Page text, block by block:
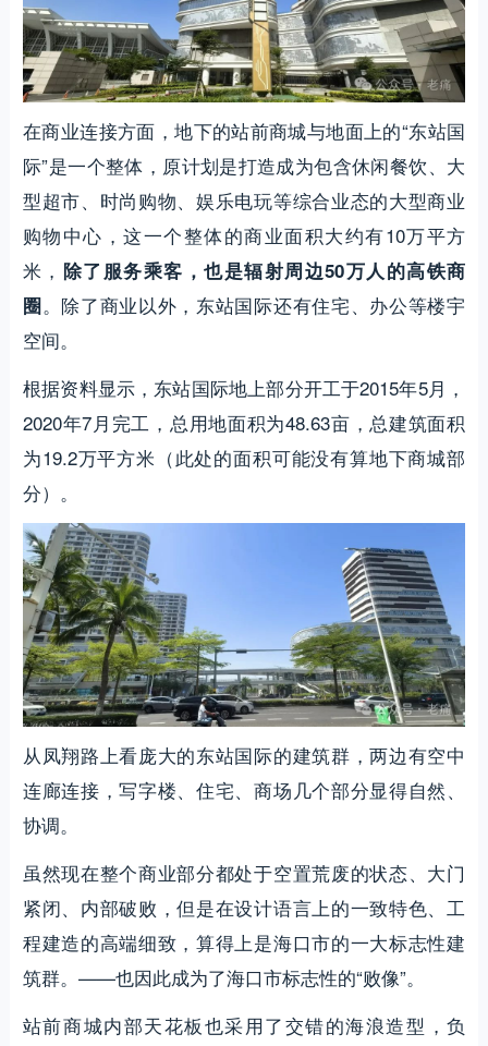
在商业连接方面，地下的站前商城与地面上的“东站国
际”是一个整体，原计划是打造成为包含休闲餐饮、大
型超市、时尚购物、娱乐电玩等综合业态的大型商业
购物中心，这一个整体的商业面积大约有10万平方
米， 除了服务乘客，也是辐射周边50万人的高铁商
圈。除了商业以外，东站国际还有住宅、办公等楼宇
空间。
根据资料显示，东站国际地上部分开工于2015年5月，
2020年7月完工，总用地面积为48.63亩，总建筑面积
为19.2万平方米（此处的面积可能没有算地下商城部
分）。
从凤翔路上看庞大的东站国际的建筑群，两边有空中
连廊连接，写字楼、住宅、商场几个部分显得自然、
协调。
虽然现在整个商业部分都处于空置荒废的状态、大门
紧闭、内部破败，但是在设计语言上的一致特色、工
程建造的高端细致，算得上是海口市的一大标志性建
筑群。——也因此成为了海口市标志性的“败像”。
站前商城内部天花板也采用了交错的海浪造型，负